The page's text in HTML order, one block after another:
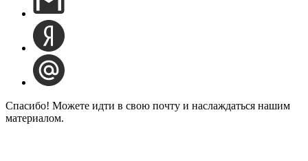
Спасибо! Можете идти в свою почту и наслаждаться нашим
материалом.